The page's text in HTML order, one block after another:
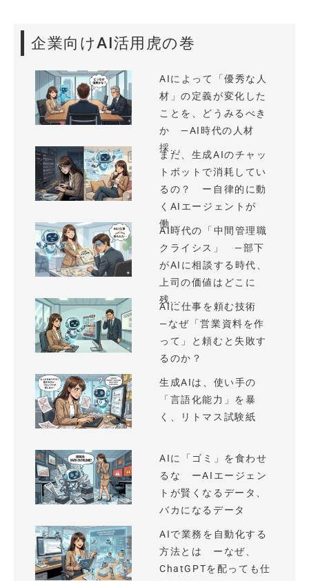
企業向けAI活用虎の巻
AIによって「優秀な人
材」の定義が変化した
ことを、どうみるべき
か —AI時代の人材
採...
まだ、生成AIのチャッ
トボットで消耗してい
るの？ ー自律的に動
くAIエージェントが
働...
AI時代の「中間管理職
クライシス」 —部下
がAIに相談する時代、
上司の価値はどこに
残...
AIに仕事を頼む技術
—なぜ「営業資料を作
って」と頼むと失敗す
るのか？
生成AIは、使い手の
「言語化能力」を暴
く、リトマス試験紙
AIに「ゴミ」を食わせ
るな ーAIエージェン
トが賢くなるデータ、
バカになるデータ
AIで業務を自動化する
方法とは ーなぜ、
ChatGPTを配っても仕